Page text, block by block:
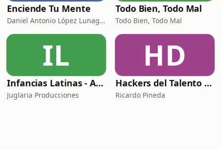
Enciende Tu Mente
Daniel Antonio López Lunagómez
Todo Bien, Todo Mal
Todo Bien, Todo Mal
IL
Infancias Latinas - Arriba Chamacos
Juglaria Producciones
HD
Hackers del Talento con Ricardo Pineda
Ricardo Pineda